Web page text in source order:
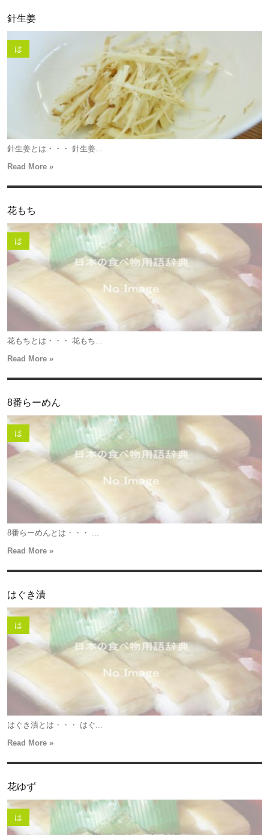
針生姜
は
針生姜とは・・・ 針生姜...
Read More »
花もち
は
花もちとは・・・ 花もち...
Read More »
8番らーめん
は
8番らーめんとは・・・ ...
Read More »
はぐき漬
は
はぐき漬とは・・・ はぐ...
Read More »
花ゆず
は